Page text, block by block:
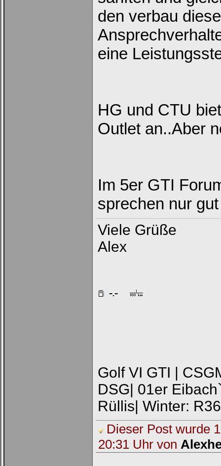
den verbau
eine
HG und CTU
Outlet an..Aber
Im 5er GTI
sprechen nur
Viele Grüße
Alex
Golf VI GTI |
DSG| 01er
Rüllis| Winter:
Dieser Post wurde
20:31 Uhr von